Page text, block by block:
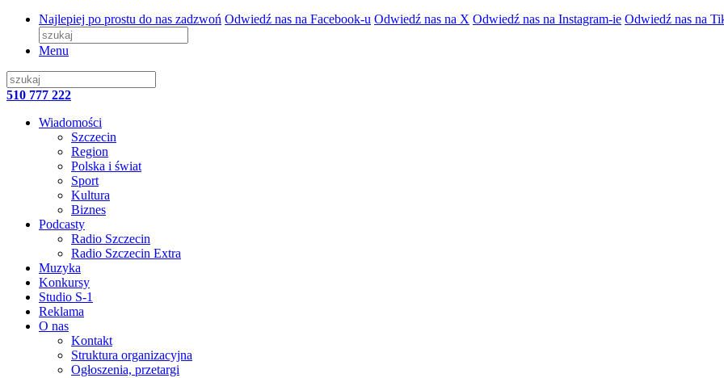
Najlepiej po prostu do nas zadzwoń Odwiedź nas na Facebook-u Odwiedź nas na X Odwiedź nas na Instagram-ie Odwiedź nas na
Menu
510 777 222
Wiadomości
Szczecin
Region
Polska i świat
Sport
Kultura
Biznes
Podcasty
Radio Szczecin
Radio Szczecin Extra
Muzyka
Konkursy
Studio S-1
Reklama
O nas
Kontakt
Struktura organizacyjna
Ogłoszenia, przetargi